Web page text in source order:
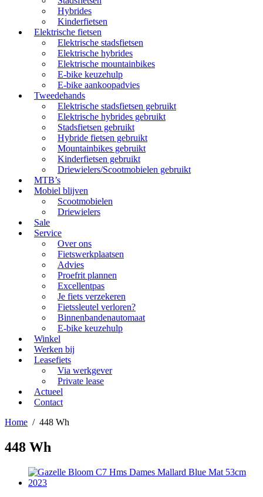
Hybrides
Kinderfietsen
Elektrische fietsen
Elektrische stadsfietsen
Elektrische hybrides
Elektrische mountainbikes
E-bike keuzehulp
E-bike aankoopadvies
Tweedehands
Elektrische stadsfietsen gebruikt
Elektrische hybrides gebruikt
Stadsfietsen gebruikt
Hybride fietsen gebruikt
Mountainbikes gebruikt
Kinderfietsen gebruikt
Driewielers/Scootmobielen gebruikt
MTB’s
Mobiel blijven
Scootmobielen
Driewielers
Sale
Service
Over ons
Fietswerkplaatsen
Advies
Proefrit plannen
Excellentpas
Je fiets verzekeren
Fietssleutel verloren?
Binnenbandenautomaat
E-bike keuzehulp
Winkel
Werken bij
Leasefiets
Via werkgever
Private lease
Actueel
Contact
Home / 448 Wh
448 Wh